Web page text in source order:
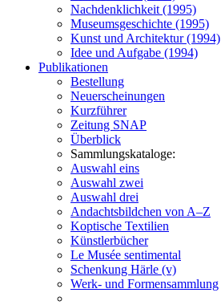
Nachdenklichkeit (1995)
Museumsgeschichte (1995)
Kunst und Architektur (1994)
Idee und Aufgabe (1994)
Publikationen
Bestellung
Neuerscheinungen
Kurzführer
Zeitung SNAP
Überblick
Sammlungskataloge:
Auswahl eins
Auswahl zwei
Auswahl drei
Andachtsbildchen von A–Z
Koptische Textilien
Künstlerbücher
Le Musée sentimental
Schenkung Härle (v)
Werk- und Formensammlung